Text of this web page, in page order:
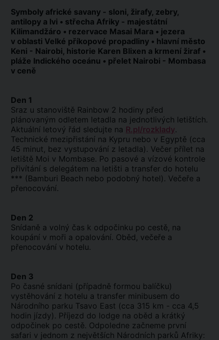
Symboly africké savany - sloni, žirafy, zebry,
antilopy a lvi • střecha Afriky - majestátní
Kilimandžáro • rezervace Masai Mara • jezera
v oblasti Velké příkopové propadliny • hlavní město
Keni - Nairobi, historie Karen Blixen a krmení žiraf •
pláže Indického oceánu • přelet Nairobi - Mombasa
v ceně
Den 1
Sraz u stanoviště Rainbow 2 hodiny před
plánovaným odletem letadla na jednotlivých letištích.
Aktuální letový řád sledujte na R.pl/rozklady.
Technické mezipřistání na Kypru nebo v Egyptě (cca
45 minut, bez vystupování z letadla). Večer přílet na
letiště Moi v Mombase. Po pasové a vízové kontrole
přivítání s delegátem na letišti a transfer do hotelu
*** (Bamburi Beach nebo podobný hotel). Večeře a
přenocování.
Den 2
Snídaně a volný čas k odpočinku po cestě, na
koupání v moři a opalování. Oběd, večeře a
přenocování v hotelu.
Den 3
Po časné snídani (případně formou balíčku)
vystěhování z hotelu a transfer minibusem do
Národního parku Tsavo East (cca 315 km - cca 4,5
hodin jízdy). Příjezd do lodge na oběd a krátký
odpočinek po cestě. Odpoledne začneme první
safari v jednom z největších Národních parků Afriky: